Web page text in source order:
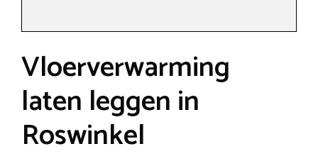
Vloerverwarming
laten leggen in
Roswinkel